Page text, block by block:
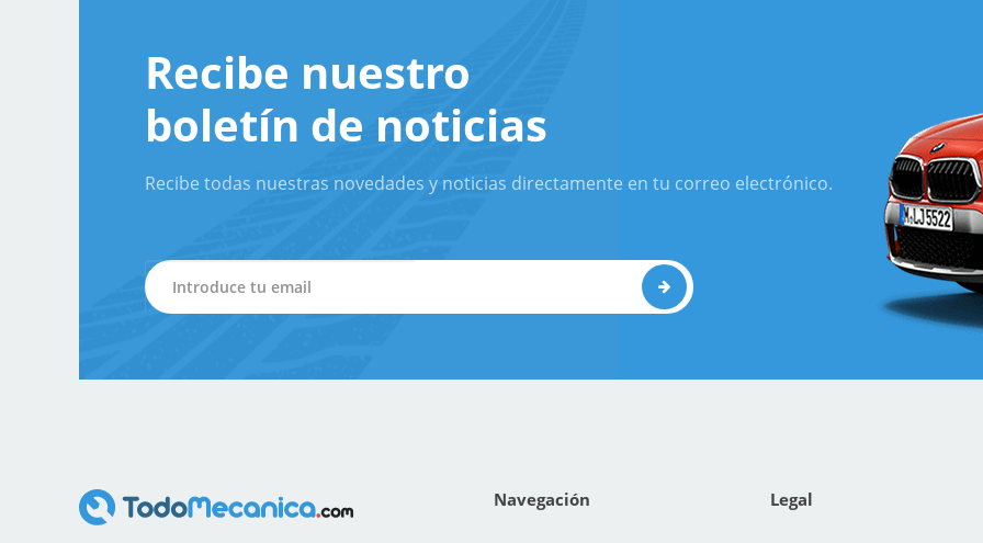
Recibe nuestro
boletín de noticias
Recibe todas nuestras novedades y noticias directamente en tu correo electrónico.
Navegación Legal